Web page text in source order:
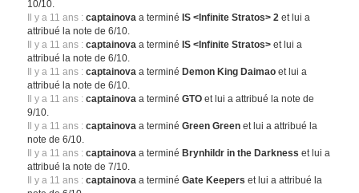
10/10.
Il y a 11 ans : captainova a terminé IS <Infinite Stratos> 2 et lui a
attribué la note de 6/10.
Il y a 11 ans : captainova a terminé IS <Infinite Stratos> et lui a
attribué la note de 6/10.
Il y a 11 ans : captainova a terminé Demon King Daimaoet lui a
attribué la note de 6/10.
Il y a 11 ans : captainova a terminéGTO et lui a attribué la note de
9/10.
Il y a 11 ans : captainova a terminéGreen Green et lui a attribué la
note de 6/10.
Il y a 11 ans : captainova a terminé Brynhildr in the Darkness et lui a
attribué la note de 7/10.
Il y a 11 ans : captainova a terminéGate Keepers et lui a attribué la